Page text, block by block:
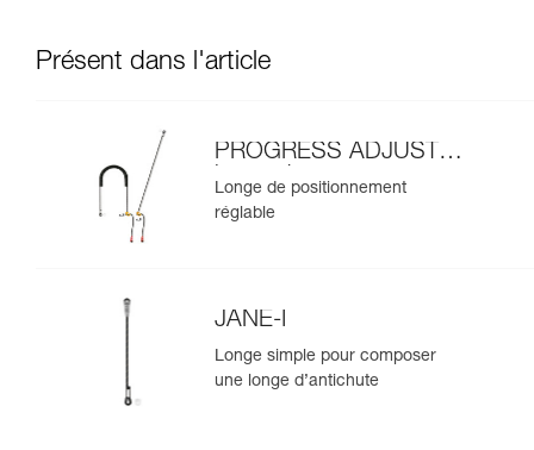
Présent dans l'article
PROGRESS ADJUST-I
longe de
positionnement
Longe de positionnement
réglable
JANE-I
Longe simple pour composer
une longe d’antichute